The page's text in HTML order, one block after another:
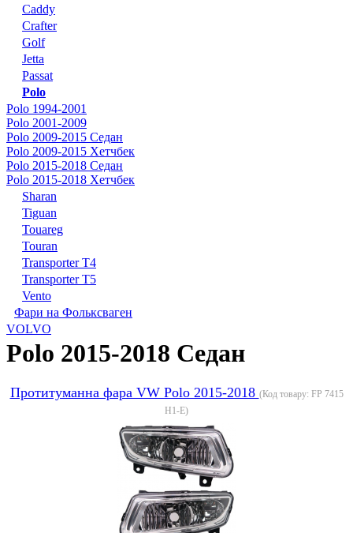
Caddy
Crafter
Golf
Jetta
Passat
Polo
Polo 1994-2001
Polo 2001-2009
Polo 2009-2015 Седан
Polo 2009-2015 Хетчбек
Polo 2015-2018 Седан
Polo 2015-2018 Хетчбек
Sharan
Tiguan
Touareg
Touran
Transporter T4
Transporter T5
Vento
Фари на Фольксваген
VOLVO
Polo 2015-2018 Седан
Протитуманна фара VW Polo 2015-2018 (Код товару: FP 7415
H1-E)